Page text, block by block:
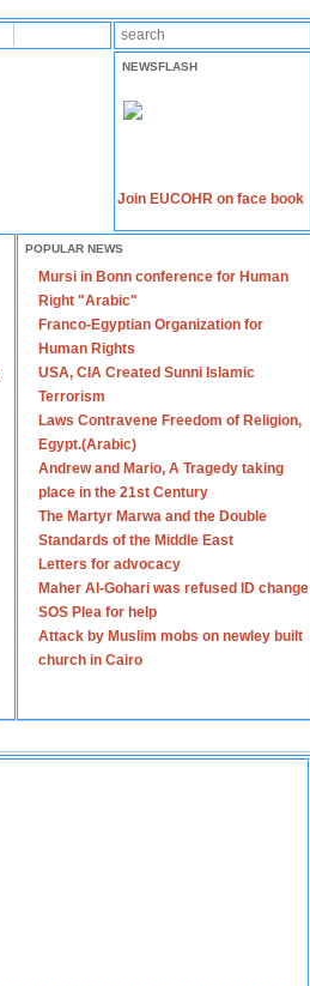
NEWSFLASH
Join EUCOHR on face book
POPULAR NEWS
Mursi in Bonn conference for Human
Right "Arabic"
Franco-Egyptian Organization for
Human Rights
USA, CIA Created Sunni Islamic
Terrorism
Laws Contravene Freedom of Religion,
Egypt.(Arabic)
Andrew and Mario, A Tragedy taking
place in the 21st Century
The Martyr Marwa and the Double
Standards of the Middle East
Letters for advocacy
Maher Al-Gohari was refused ID change
SOS Plea for help
Attack by Muslim mobs on newley built
church in Cairo